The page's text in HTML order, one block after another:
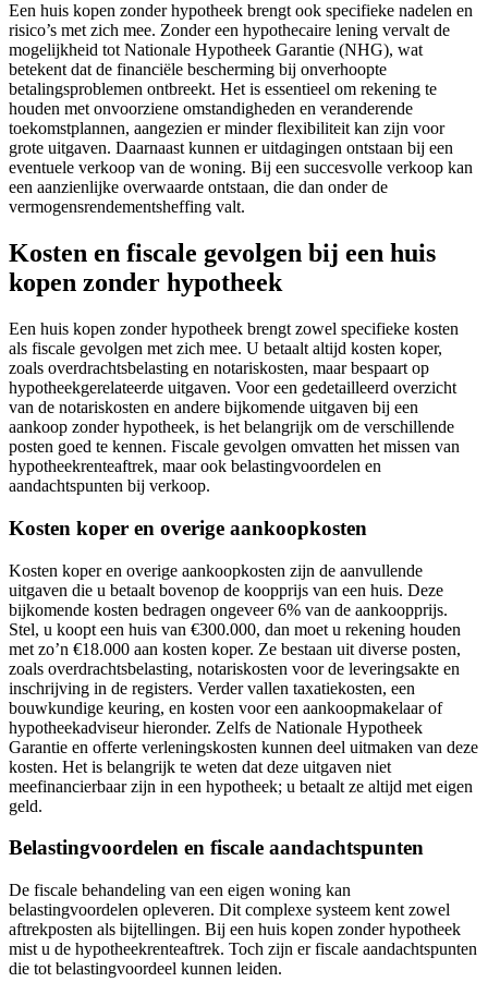
Een huis kopen zonder hypotheek brengt ook specifieke nadelen en
risico’s met zich mee. Zonder een hypothecaire lening vervalt de
mogelijkheid tot Nationale Hypotheek Garantie (NHG), wat
betekent dat de financiële bescherming bij onverhoopte
betalingsproblemen ontbreekt. Het is essentieel om rekening te
houden met onvoorziene omstandigheden en veranderende
toekomstplannen, aangezien er minder flexibiliteit kan zijn voor
grote uitgaven. Daarnaast kunnen er uitdagingen ontstaan bij een
eventuele verkoop van de woning. Bij een succesvolle verkoop kan
een aanzienlijke overwaarde ontstaan, die dan onder de
vermogensrendementsheffing valt.
Kosten en fiscale gevolgen bij een huis
kopen zonder hypotheek
Een huis kopen zonder hypotheek brengt zowel specifieke kosten
als fiscale gevolgen met zich mee. U betaalt altijd kosten koper,
zoals overdrachtsbelasting en notariskosten, maar bespaart op
hypotheekgerelateerde uitgaven. Voor een gedetailleerd overzicht
van de notariskosten en andere bijkomende uitgaven bij een
aankoop zonder hypotheek, is het belangrijk om de verschillende
posten goed te kennen. Fiscale gevolgen omvatten het missen van
hypotheekrenteaftrek, maar ook belastingvoordelen en
aandachtspunten bij verkoop.
Kosten koper en overige aankoopkosten
Kosten koper en overige aankoopkosten zijn de aanvullende
uitgaven die u betaalt bovenop de koopprijs van een huis. Deze
bijkomende kosten bedragen ongeveer 6% van de aankoopprijs.
Stel, u koopt een huis van €300.000, dan moet u rekening houden
met zo’n €18.000 aan kosten koper. Ze bestaan uit diverse posten,
zoals overdrachtsbelasting, notariskosten voor de leveringsakte en
inschrijving in de registers. Verder vallen taxatiekosten, een
bouwkundige keuring, en kosten voor een aankoopmakelaar of
hypotheekadviseur hieronder. Zelfs de Nationale Hypotheek
Garantie en offerte verleningskosten kunnen deel uitmaken van deze
kosten. Het is belangrijk te weten dat deze uitgaven niet
meefinancierbaar zijn in een hypotheek; u betaalt ze altijd met eigen
geld.
Belastingvoordelen en fiscale aandachtspunten
De fiscale behandeling van een eigen woning kan
belastingvoordelen opleveren. Dit complexe systeem kent zowel
aftrekposten als bijtellingen. Bij een huis kopen zonder hypotheek
mist u de hypotheekrenteaftrek. Toch zijn er fiscale aandachtspunten
die tot belastingvoordeel kunnen leiden.